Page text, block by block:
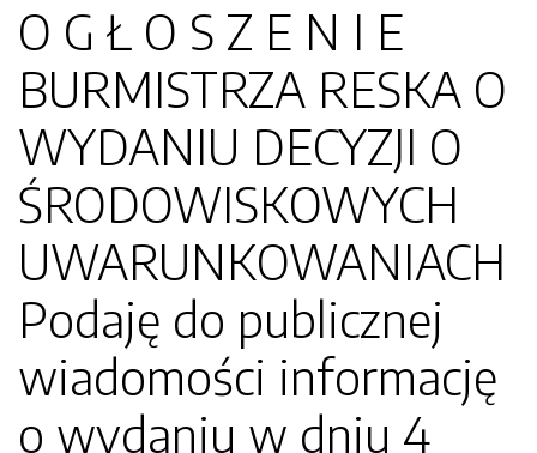
O G Ł O S Z E N I E
BURMISTRZA RESKA O
WYDANIU DECYZJI O
ŚRODOWISKOWYCH
UWARUNKOWANIACH
Podaję do publicznej
wiadomości informację
o wydaniu w dniu 4